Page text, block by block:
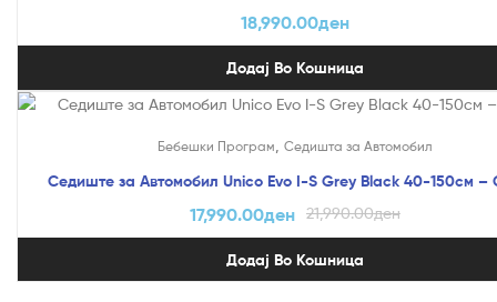
18,990.00ден
Додај Во Кошница
Бебешки Програм Седишта за Автомобил
Седиште за Автомобил Unico Evo I-S Grey Black 40-150см –
21,990.00ден
17,990.00ден
Додај Во Кошница